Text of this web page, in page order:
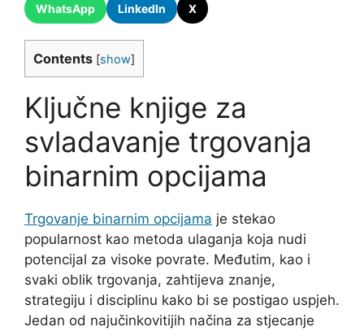
WhatsApp LinkedIn X
Contents [show]
Ključne knjige za
svladavanje trgovanja
binarnim opcijama
Trgovanje binarnim opcijama je stekao
popularnost kao metoda ulaganja koja nudi
potencijal za visoke povrate. Međutim, kao i
svaki oblik trgovanja, zahtijeva znanje,
strategiju i disciplinu kako bi se postigao uspjeh.
Jedan od najučinkovitijih načina za stjecanje